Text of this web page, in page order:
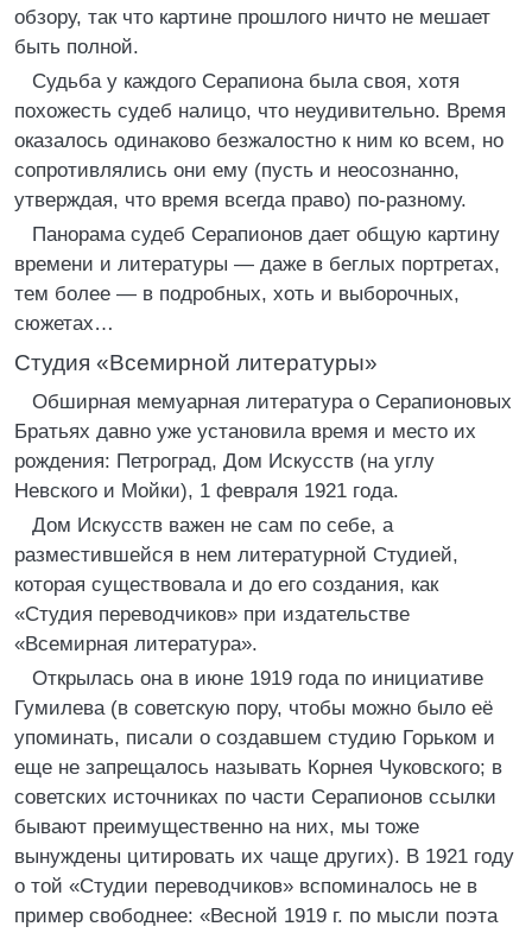
обзору, так что картине прошлого ничто не мешает
быть полной.
Судьба у каждого Серапиона была своя, хотя
похожесть судеб налицо, что неудивительно. Время
оказалось одинаково безжалостно к ним ко всем, но
сопротивлялись они ему (пусть и неосознанно,
утверждая, что время всегда право) по-разному.
Панорама судеб Серапионов дает общую картину
времени и литературы — даже в беглых портретах,
тем более — в подробных, хоть и выборочных,
сюжетах…
Студия «Всемирной литературы»
Обширная мемуарная литература о Серапионовых
Братьях давно уже установила время и место их
рождения: Петроград, Дом Искусств (на углу
Невского и Мойки), 1 февраля 1921 года.
Дом Искусств важен не сам по себе, а
разместившейся в нем литературной Студией,
которая существовала и до его создания, как
«Студия переводчиков» при издательстве
«Всемирная литература».
Открылась она в июне 1919 года по инициативе
Гумилева (в советскую пору, чтобы можно было её
упоминать, писали о создавшем студию Горьком и
еще не запрещалось называть Корнея Чуковского; в
советских источниках по части Серапионов ссылки
бывают преимущественно на них, мы тоже
вынуждены цитировать их чаще других). В 1921 году
о той «Студии переводчиков» вспоминалось не в
пример свободнее: «Весной 1919 г. по мысли поэта